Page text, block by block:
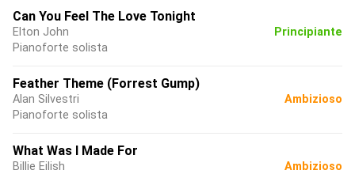
Can You Feel The Love Tonight
Elton John
Pianoforte solista
Principiante
Feather Theme (Forrest Gump)
Alan Silvestri
Pianoforte solista
Ambizioso
What Was I Made For
Billie Eilish
Ambizioso